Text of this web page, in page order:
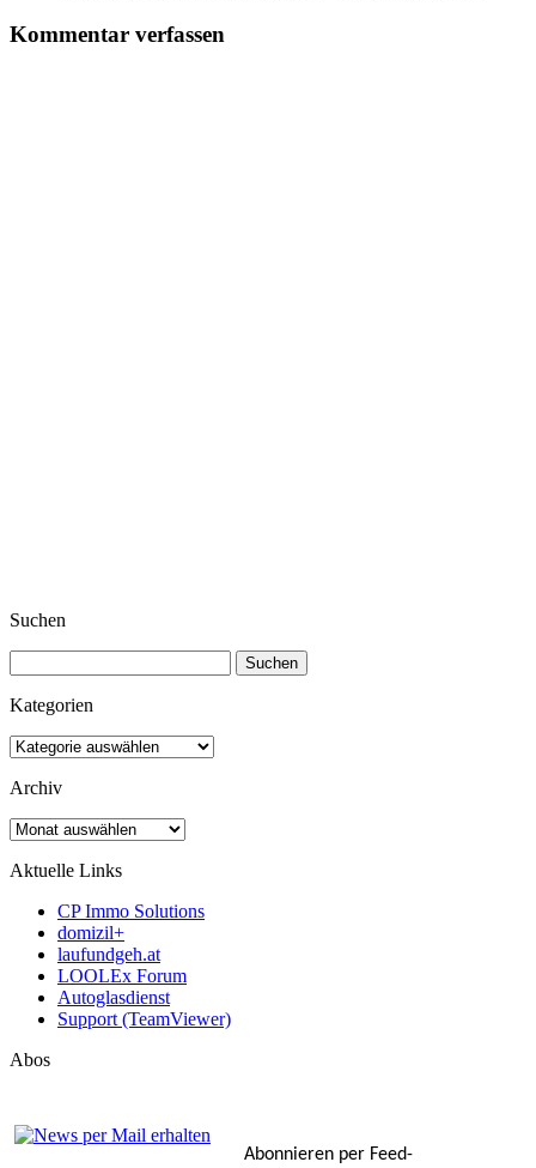
Kommentar verfassen
Suchen
nach:
Kategorien
Kategorien
Archiv
Archiv
Aktuelle Links
CP Immo Solutions
domizil+
laufundgeh.at
LOOLEx Forum
Autoglasdienst
Support (TeamViewer)
Abos
Abonnieren per Feed-